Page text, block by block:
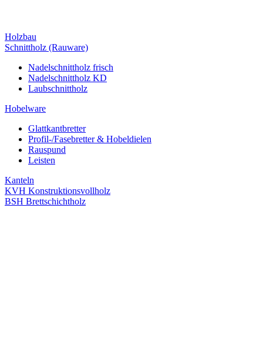
Holzbau
Schnittholz (Rauware)
Nadelschnittholz frisch
Nadelschnittholz KD
Laubschnittholz
Hobelware
Glattkantbretter
Profil-/Fasebretter & Hobeldielen
Rauspund
Leisten
Kanteln
KVH Konstruktionsvollholz
BSH Brettschichtholz